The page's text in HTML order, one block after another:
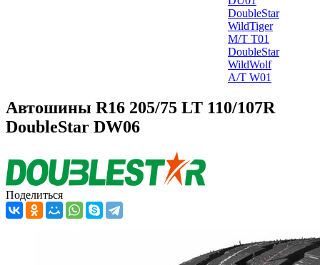
DoubleStar
WildTiger
M/T T01
DoubleStar
WildWolf
A/T W01
Автошины R16 205/75 LT 110/107R
DoubleStar DW06
Поделиться